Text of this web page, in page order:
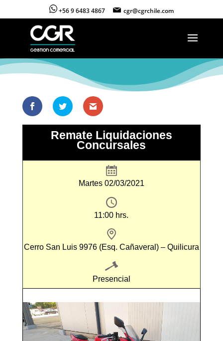
+56 9 6483 4867 cgr@cgrchile.com
Remate Liquidaciones
Concursales
Martes 02/03/2021
11:00 hrs.
Cerro San Luis 9976 (Esq. Cañaveral) – Quilicura
Presencial